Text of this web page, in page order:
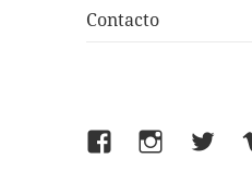
Contacto
FacebookInstagram